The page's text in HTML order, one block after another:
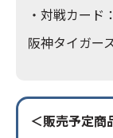
・対戦カード：
阪神タイガー
＜販売予定商